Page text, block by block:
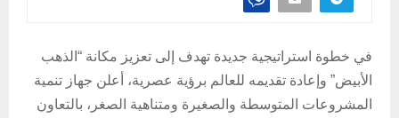
في خطوة استراتيجية جديدة تهدف إلى تعزيز مكانة “الذهب
الأبيض” وإعادة تقديمه للعالم برؤية عصرية، أعلن جهاز تنمية
المشروعات المتوسطة والصغيرة ومتناهية الصغر، بالتعاون